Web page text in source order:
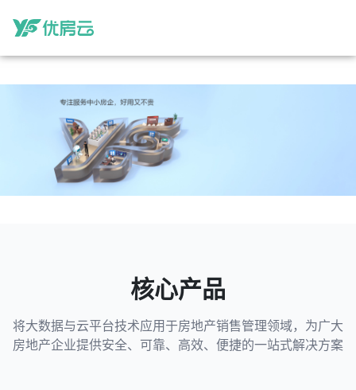
优房云 - 房地产销售管理系统供应
核心产品
将大数据与云平台技术应用于房地产销售管理领域，为广大
房地产企业提供安全、可靠、高效、便捷的一站式解决方案